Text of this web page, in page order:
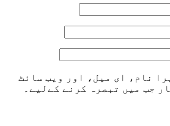
نام، ای میل، اور ویب سائٹ
جب میں تبصرہ کرنے کےلیے۔